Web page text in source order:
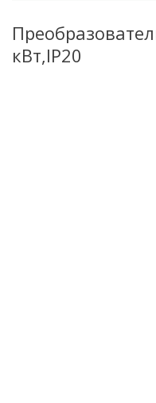
кВт,IP20